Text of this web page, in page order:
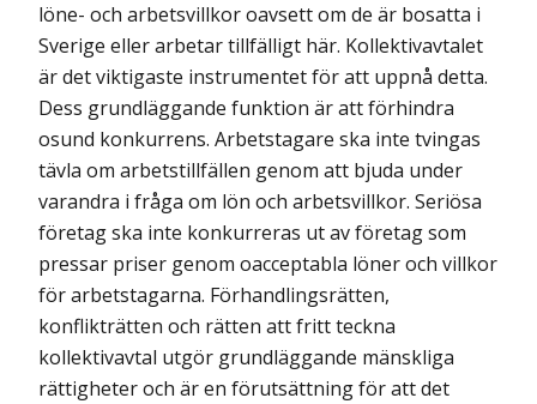
löne- och arbetsvillkor oavsett om de är bosatta i
Sverige eller arbetar tillfälligt här. Kollektivavtalet
är det viktigaste instrumentet för att uppnå detta.
Dess grundläggande funktion är att förhindra
osund konkurrens. Arbetstagare ska inte tvingas
tävla om arbetstillfällen genom att bjuda under
varandra i fråga om lön och arbetsvillkor. Seriösa
företag ska inte konkurreras ut av företag som
pressar priser genom oacceptabla löner och villkor
för arbetstagarna. Förhandlingsrätten,
konflikträtten och rätten att fritt teckna
kollektivavtal utgör grundläggande mänskliga
rättigheter och är en förutsättning för att det